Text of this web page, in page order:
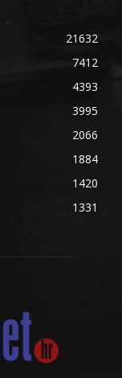
21632
7412
4393
3995
2066
1884
1420
1331